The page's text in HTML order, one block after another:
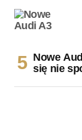
Nowe
się nie